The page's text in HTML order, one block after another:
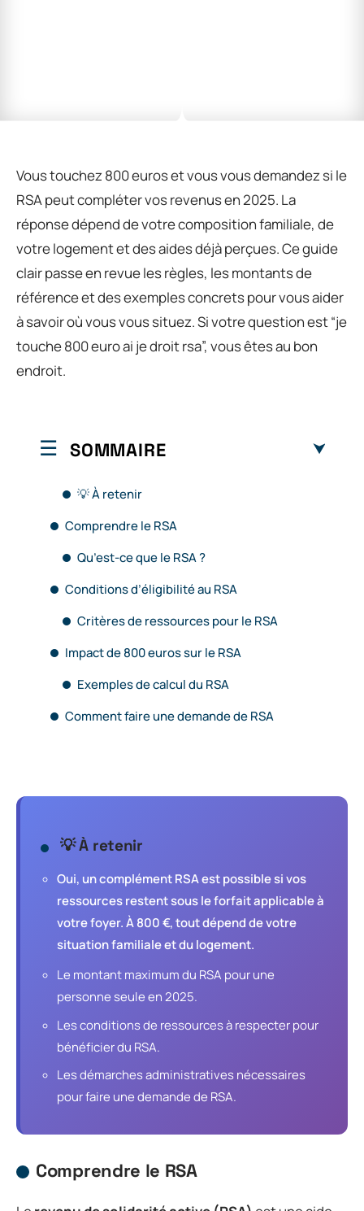
Vous touchez 800 euros et vous vous demandez si le
RSA peut compléter vos revenus en 2025. La
réponse dépend de votre composition familiale, de
votre logement et des aides déjà perçues. Ce guide
clair passe en revue les règles, les montants de
référence et des exemples concrets pour vous aider
à savoir où vous vous situez. Si votre question est “je
touche 800 euro ai je droit rsa”, vous êtes au bon
endroit.
SOMMAIRE
💡 À retenir
Comprendre le RSA
Qu’est-ce que le RSA ?
Conditions d’éligibilité au RSA
Critères de ressources pour le RSA
Impact de 800 euros sur le RSA
Exemples de calcul du RSA
Comment faire une demande de RSA
💡 À retenir
Oui, un complément RSA est possible si vos
ressources restent sous le forfait applicable à
votre foyer. À 800 €, tout dépend de votre
situation familiale et du logement.
Le montant maximum du RSA pour une
personne seule en 2025.
Les conditions de ressources à respecter pour
bénéficier du RSA.
Les démarches administratives nécessaires
pour faire une demande de RSA.
Comprendre le RSA